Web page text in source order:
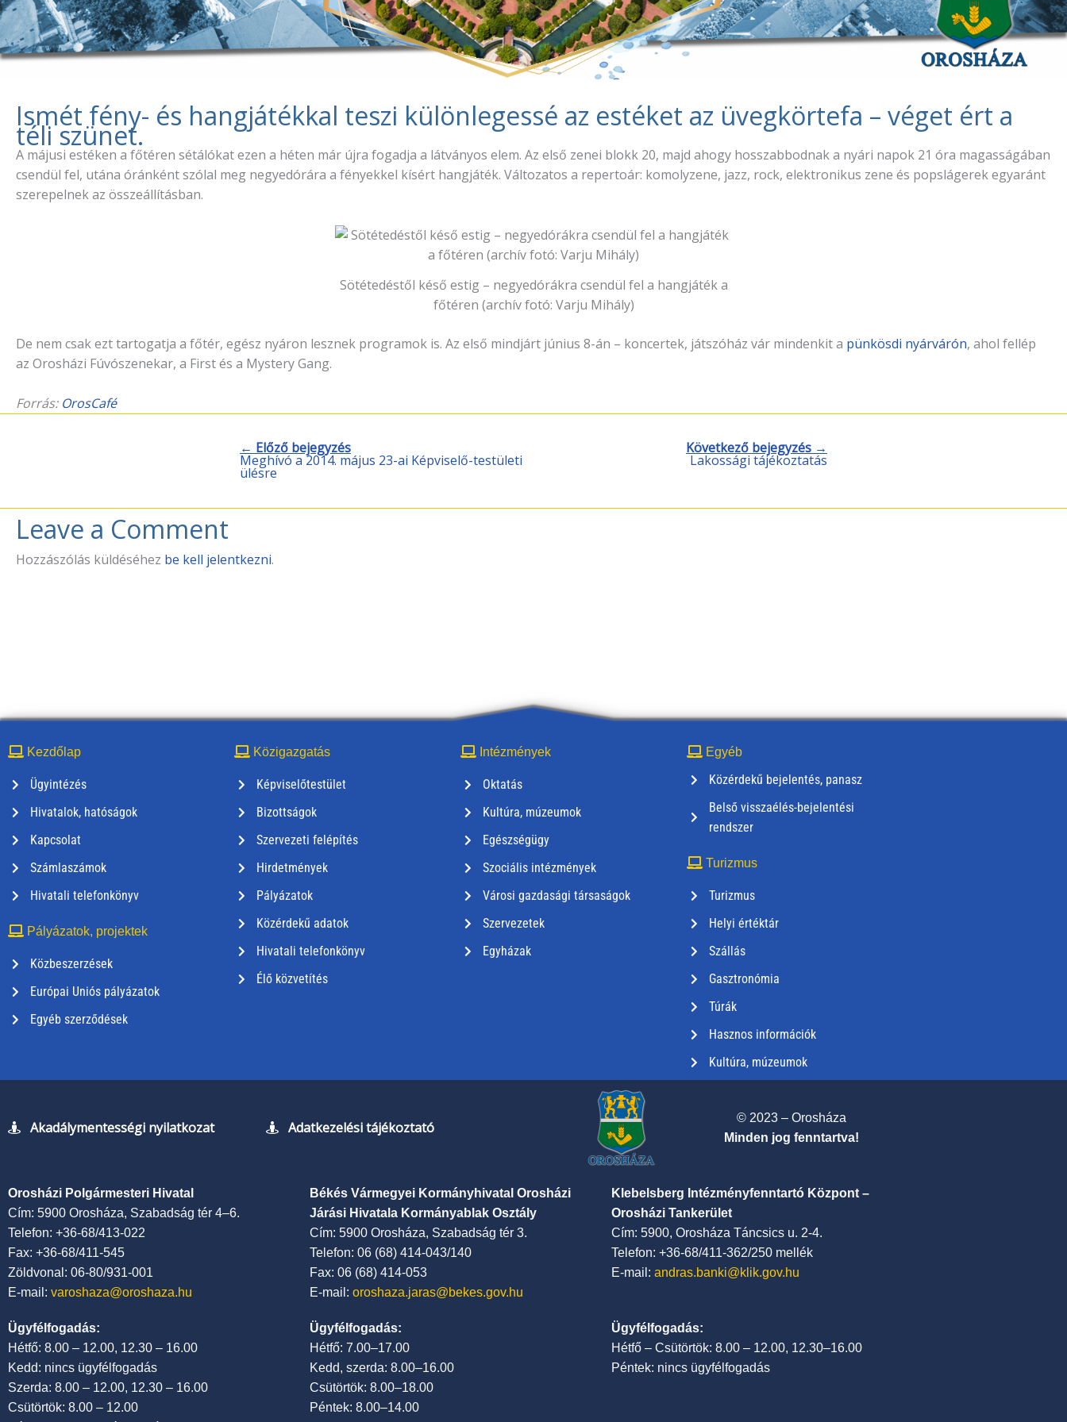
Ismét fény- és hangjátékkal teszi különlegessé az estéket az üvegkörtefa – véget ért a
téli szünet.
A májusi estéken a főtéren sétálókat ezen a héten már újra fogadja a látványos elem. Az első zenei blokk 20, majd ahogy hosszabbodnak a nyári napok 21 óra magasságában
csendül fel, utána óránként szólal meg negyedórára a fényekkel kísért hangjáték. Változatos a repertoár: komolyzene, jazz, rock, elektronikus zene és popslágerek egyaránt
szerepelnek az összeállításban.
Sötétedéstől késő estig – negyedórákra csendül fel a hangjáték a
főtéren (archív fotó: Varju Mihály)
De nem csak ezt tartogatja a főtér, egész nyáron lesznek programok is. Az első mindjárt június 8-án – koncertek, játszóház vár mindenkit a pünkösdi nyárvárón, ahol fellép
az Orosházi Fúvószenekar, a First és a Mystery Gang.
Forrás: OrosCafé
← Előző bejegyzés
Meghívó a 2014. május 23-ai Képviselő-testületi
ülésre
Következő bejegyzés →
Lakossági tájékoztatás
Leave a Comment
Hozzászólás küldéséhez be kell jelentkezni.
Kezdőlap
Ügyintézés
Hivatalok, hatóságok
Kapcsolat
Számlaszámok
Hivatali telefonkönyv
Pályázatok, projektek
Közbeszerzések
Európai Uniós pályázatok
Egyéb szerződések
Közigazgatás
Képviselőtestület
Bizottságok
Szervezeti felépítés
Hirdetmények
Pályázatok
Közérdekű adatok
Hivatali telefonkönyv
Élő közvetítés
Intézmények
Oktatás
Kultúra, múzeumok
Egészségügy
Szociális intézmények
Városi gazdasági társaságok
Szervezetek
Egyházak
Egyéb
Közérdekű bejelentés, panasz
Belső visszaélés-bejelentési
rendszer
Turizmus
Turizmus
Helyi értéktár
Szállás
Gasztronómia
Túrák
Hasznos információk
Kultúra, múzeumok
Akadálymentességi nyilatkozat Adatkezelési tájékoztató
© 2023 – Orosháza
Minden jog fenntartva!
Orosházi Polgármesteri Hivatal
Cím: 5900 Orosháza, Szabadság tér 4–6.
Telefon: +36-68/413-022
Fax: +36-68/411-545
Zöldvonal: 06-80/931-001
E-mail: varoshaza@oroshaza.hu
Békés Vármegyei Kormányhivatal Orosházi
Járási Hivatala Kormányablak Osztály
Cím: 5900 Orosháza, Szabadság tér 3.
Telefon: 06 (68) 414-043/140
Fax: 06 (68) 414-053
E-mail: oroshaza.jaras@bekes.gov.hu
Klebelsberg Intézményfenntartó Központ –
Orosházi Tankerület
Cím: 5900, Orosháza Táncsics u. 2-4.
Telefon: +36-68/411-362/250 mellék
E-mail: andras.banki@klik.gov.hu
Ügyfélfogadás:
Hétfő: 8.00 – 12.00, 12.30 – 16.00
Kedd: nincs ügyfélfogadás
Szerda: 8.00 – 12.00, 12.30 – 16.00
Csütörtök: 8.00 – 12.00
Ügyfélfogadás:
Hétfő: 7.00–17.00
Kedd, szerda: 8.00–16.00
Csütörtök: 8.00–18.00
Péntek: 8.00–14.00
Ügyfélfogadás:
Hétfő – Csütörtök: 8.00 – 12.00, 12.30–16.00
Péntek: nincs ügyfélfogadás